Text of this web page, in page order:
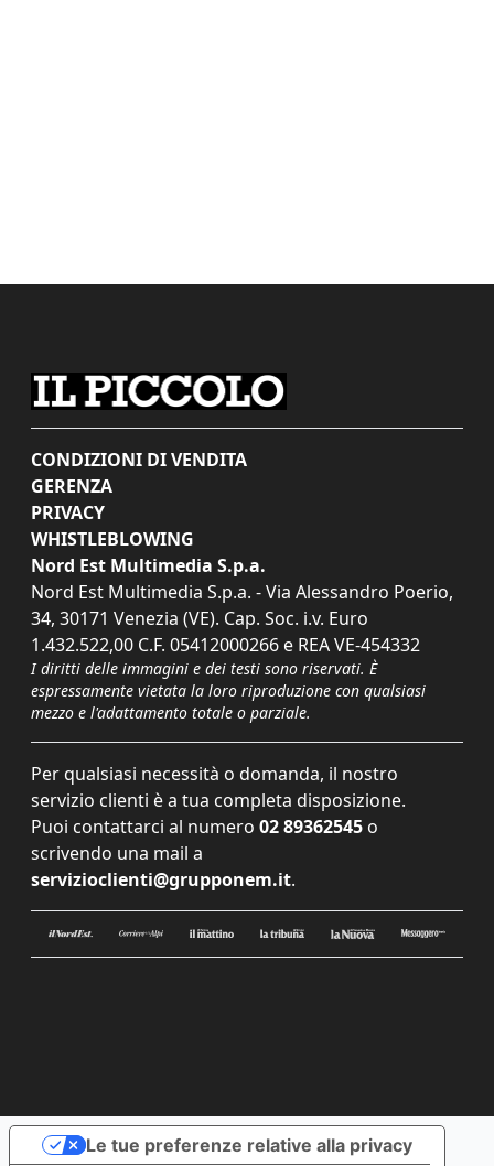
CONDIZIONI DI VENDITA
GERENZA
PRIVACY
WHISTLEBLOWING
Nord Est Multimedia S.p.a.
Nord Est Multimedia S.p.a. - Via Alessandro Poerio,
34, 30171 Venezia (VE). Cap. Soc. i.v. Euro
1.432.522,00 C.F. 05412000266 e REA VE-454332
I diritti delle immagini e dei testi sono riservati. È
espressamente vietata la loro riproduzione con qualsiasi
mezzo e l'adattamento totale o parziale.
Per qualsiasi necessità o domanda, il nostro
servizio clienti è a tua completa disposizione.
Puoi contattarci al numero 02 89362545 o
scrivendo una mail a
servizioclienti@grupponem.it.
Le tue preferenze relative alla privacy